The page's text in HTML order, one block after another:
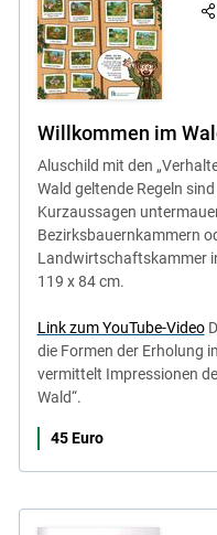
Willkommen im
Aluschild mit den
Wald geltende Regeln
Kurzaussagen
Bezirksbauernkammern
Landwirtschaftskammer
119 x 84 cm.
Link zum YouTube-Video
die Formen der Erholung
vermittelt Impressionen
Wald“.
45 Euro